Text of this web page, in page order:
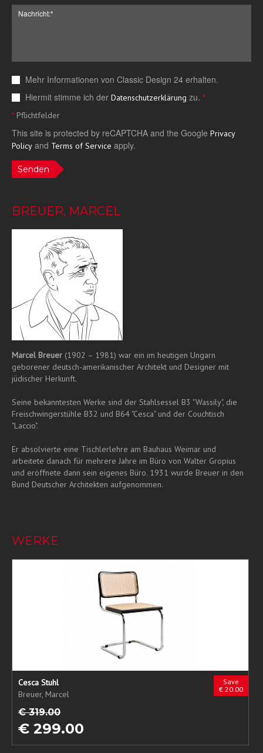
Mehr Informationen von Classic Design 24 erhalten.
Hiermit stimme ich der Datenschutzerklärung zu. *
*Pflichtfelder
This site is protected by reCAPTCHA and the Google Privacy
Policy and Terms of Service apply.
Senden
BREUER, MARCEL
Marcel Breuer (1902 – 1981) war ein im heutigen Ungarn
geborener deutsch-amerikanischer Architekt und Designer mit
jüdischer Herkunft.
Seine bekanntesten Werke sind der Stahlsessel B3 "Wassily", die
Freischwingerstühle B32 und B64 "Cesca" und der Couchtisch
"Laccio".
Er absolvierte eine Tischlerlehre am Bauhaus Weimar und
arbeitete danach für mehrere Jahre im Büro von Walter Gropius
und eröffnete dann sein eigenes Büro. 1931 wurde Breuer in den
Bund Deutscher Architekten aufgenommen.
WERKE
Save
€ 20.00
Cesca Stuhl
Breuer, Marcel
€ 319.00
€ 299.00